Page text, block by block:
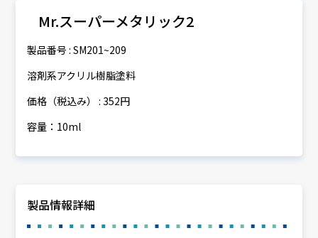
Mr.スーパーメタリック2
製品番号 : SM201~209
溶剤系アクリル樹脂塗料
価格（税込み） : 352円
容量：10ml
製品情報詳細